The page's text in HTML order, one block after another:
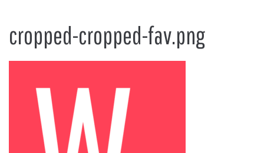
cropped-cropped-fav.png